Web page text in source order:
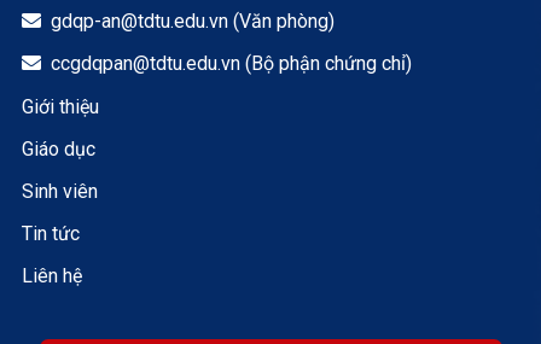
 gdqp-an@tdtu.edu.vn (Văn phòng)
 ccgdqpan@tdtu.edu.vn (Bộ phận chứng chỉ)
Giới thiệu
Giáo dục
Sinh viên
Tin tức
Liên hệ